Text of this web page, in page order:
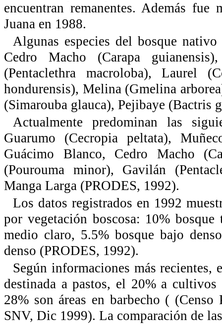
encuentran remanentes. Además
Juana en 1988.
Algunas especies del bosque
Cedro Macho (Carapa
(Pentaclethra macroloba), Laurel
hondurensis), Melina (Gmelina
(Simarouba glauca), Pejibaye (Bactris
Actualmente predominan las
Guarumo (Cecropia peltata),
Guácimo Blanco, Cedro Macho
(Pourouma minor), Gavilán
Manga Larga (PRODES, 1992).
Los datos registrados en 1992
por vegetación boscosa: 10%
medio claro, 5.5% bosque bajo
denso (PRODES, 1992).
Según informaciones más
destinada a pastos, el 20% a
28% son áreas en barbecho (
SNV, Dic 1999). La comparación de